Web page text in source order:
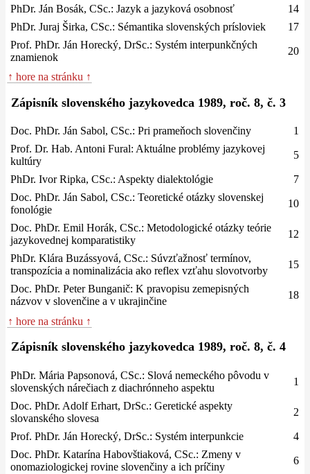
PhDr. Ján Bosák, CSc.: Jazyk a jazyková osobnosť
14
PhDr. Juraj Širka, CSc.: Sémantika slovenských prísloviek
17
Prof. PhDr. Ján Horecký, DrSc.: Systém interpunkčných
znamienok
20
↑ hore na stránku ↑
Zápisník slovenského jazykovedca 1989, roč. 8, č. 3
Doc. PhDr. Ján Sabol, CSc.: Pri prameňoch slovenčiny
1
Prof. Dr. Hab. Antoni Fural: Aktuálne problémy jazykovej
kultúry
5
PhDr. Ivor Ripka, CSc.: Aspekty dialektológie
7
Doc. PhDr. Ján Sabol, CSc.: Teoretické otázky slovenskej
fonológie
10
Doc. PhDr. Emil Horák, CSc.: Metodologické otázky teórie
jazykovednej komparatistiky
12
PhDr. Klára Buzássyová, CSc.: Súvzťažnosť termínov,
transpozícia a nominalizácia ako reflex vzťahu slovotvorby
15
Doc. PhDr. Peter Bunganič: K pravopisu zemepisných
názvov v slovenčine a v ukrajinčine
18
↑ hore na stránku ↑
Zápisník slovenského jazykovedca 1989, roč. 8, č. 4
PhDr. Mária Papsonová, CSc.: Slová nemeckého pôvodu v
slovenských nárečiach z diachrónneho aspektu
1
Doc. PhDr. Adolf Erhart, DrSc.: Geretické aspekty
slovanského slovesa
2
Prof. PhDr. Ján Horecký, DrSc.: Systém interpunkcie
4
Doc. PhDr. Katarína Habovštiaková, CSc.: Zmeny v
onomaziologickej rovine slovenčiny a ich príčiny
6